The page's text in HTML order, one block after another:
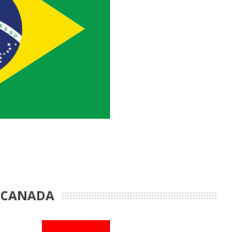
CANADA